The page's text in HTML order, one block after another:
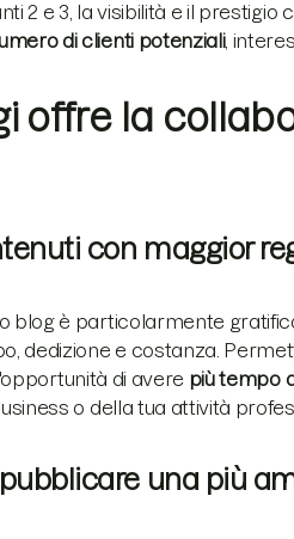
2 e 3, la visibilità e il
di clienti potenziali,
offre la
con maggior
blog è particolarmente
dedizione e costanza.
di avere più tempo
o della tua attività
una più